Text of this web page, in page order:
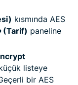
kısmında AES
(Tarif) paneline
listeye
bir AES